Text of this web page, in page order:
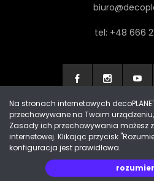
tel: +48 666
Made with by Progres
Na stronach internetowych
przechowywane na Twoim
Zasady ich przechowywania możesz
internetowej. Klikając przycisk
konfiguracja jest prawidłowa.